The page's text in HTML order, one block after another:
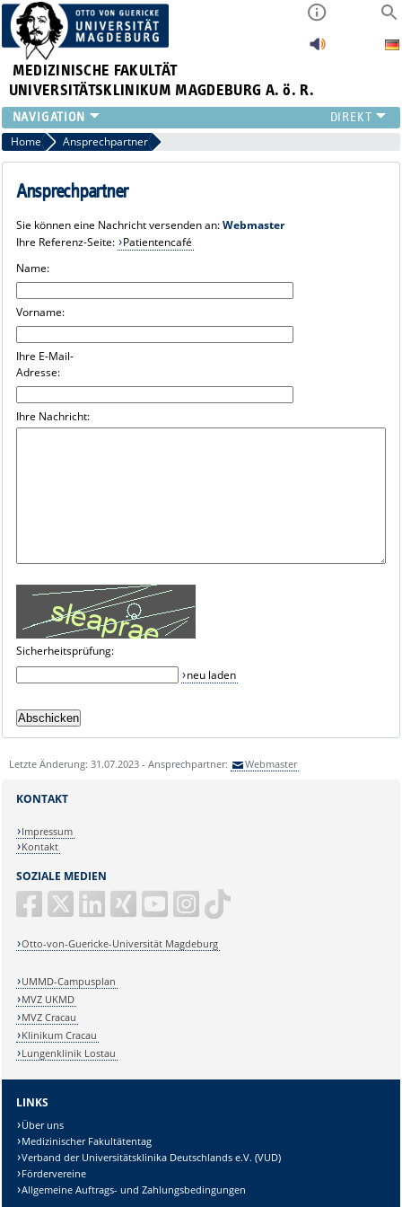
MEDIZINISCHE FAKULTÄT
UNIVERSITÄTSKLINIKUM MAGDEBURG A. ö. R.
INSTITUTE
KLINIKEN
ZENTRALE EINRICHTUNGEN
PRESSE
INTERNATIONAL
INTRANET
Home Ansprechpartner
Ansprechpartner
Sie können eine Nachricht versenden an:Webmaster
Ihre Referenz-Seite: Patientencafé
Name:
Vorname:
Ihre E-Mail-
Adresse:
Ihre Nachricht:
Sicherheitsprüfung:
neu laden
Letzte Änderung: 31.07.2023 - Ansprechpartner: Webmaster
SOZIALE MEDIEN
Otto-von-Guericke-Universität Magdeburg
KONTAKT
Impressum
Kontakt
UMMD-Campusplan
MVZ UKMD
MVZ Cracau
Klinikum Cracau
Lungenklinik Lostau
LINKS
Über uns
Medizinischer Fakultätentag
Verband der Universitätsklinika Deutschlands e.V. (VUD)
Fördervereine
Allgemeine Auftrags- und Zahlungsbedingungen